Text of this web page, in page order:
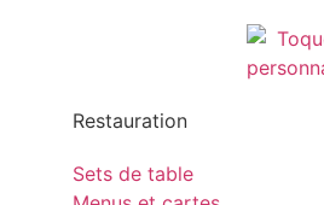
Restauration
Sets de table